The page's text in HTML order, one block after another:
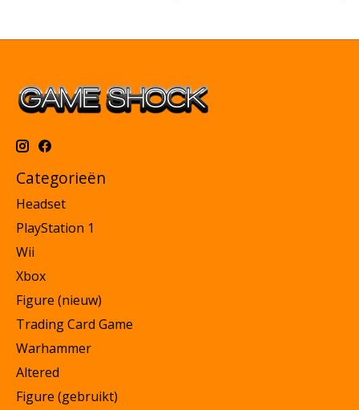
Categorieën
Headset
PlayStation 1
Wii
Xbox
Figure (nieuw)
Trading Card Game
Warhammer
Altered
Figure (gebruikt)